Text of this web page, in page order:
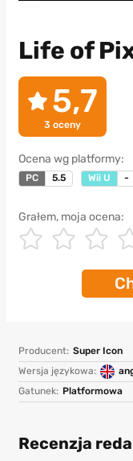
Life of
5,7
3 oceny
Ocena wg platformy:
PC 5.5 Wii U -
Grałem, moja ocena:
Producent: Super Icon
Wersja językowa:
Gatunek: Platformowa
Recenzja